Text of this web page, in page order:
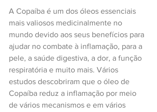
A Copaíba é um dos óleos essenciais
mais valiosos medicinalmente no
mundo devido aos seus benefícios para
ajudar no combate à inflamação, para a
pele, a saúde digestiva, a dor, a função
respiratória e muito mais. Vários
estudos descobriram que o óleo de
Copaíba reduz a inflamação por meio
de vários mecanismos e em vários